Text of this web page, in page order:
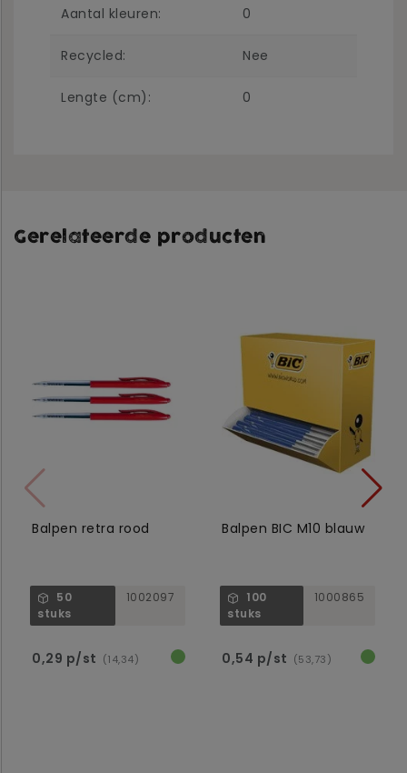
Aantal kleuren: 0
Recycled: Nee
Lengte (cm): 0
Gerelateerde producten
Balpen retra rood
50
stuks
1002097
0,29 p/st (14,34)
Balpen BIC M10 blauw
100
stuks
1000865
0,54 p/st (53,73)